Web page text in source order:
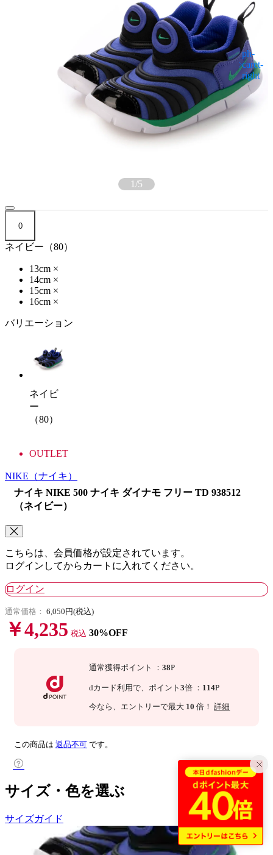
1/5
0
ネイビー（80）
13cm ×
14cm ×
15cm ×
16cm ×
バリエーション
ネイビ
ー
（80）
OUTLET
NIKE （ナイキ）
ナイキ NIKE 500 ナイキ ダイナモ フリー TD 938512
（ネイビー）
こちらは、会員価格が設定されています。
ログインしてからカートに入れてください。
ログイン
通常価格： 6,050円(税込)
￥4,235 税込 30%OFF
通常獲得ポイント ：38P
dカード利用で、ポイント3倍 ： 114P
今なら 、エントリーで最大 10 倍！詳細
この商品は 返品不可 です。
サイズ・色を選ぶ
サイズガイド